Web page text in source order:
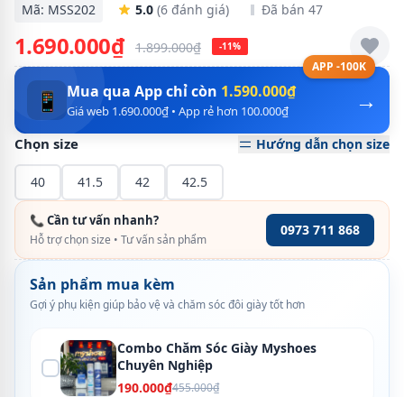
Mã: MSS202 5.0 (6 đánh giá) Đã bán 47
1.690.000₫ 1.899.000₫ -11%
APP -100K
→
📱 Mua qua App chỉ còn 1.590.000₫
Giá web 1.690.000₫ • App rẻ hơn 100.000₫
Chọn size Hướng dẫn chọn size
40 41.5 42 42.5
📞 Cần tư vấn nhanh?
Hỗ trợ chọn size • Tư vấn sản phẩm
0973 711 868
Sản phẩm mua kèm
Gợi ý phụ kiện giúp bảo vệ và chăm sóc đôi giày tốt hơn
Combo Chăm Sóc Giày Myshoes
Chuyên Nghiệp
190.000₫455.000₫